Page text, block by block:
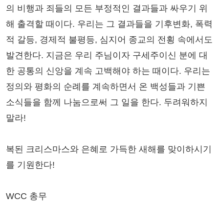
의 비행과 죄들의 모든 부정적인 결과들과 싸우기 위
해 출격할 때이다. 우리는 그 결과들을 기후변화, 폭력
적 갈등, 경제적 불평등, 심지어 종교의 전횡 속에서도
발견한다. 지금은 우리 주님이자 구세주이신 분에 대
한 공통의 신앙을 계속 고백해야 하는 때이다. 우리는
정의와 평화의 순례를 계속하면서 온 백성들과 기쁜
소식들을 함께 나눔으로써 그 일을 한다. 두려워하지
말라!
복된 크리스마스와 은혜로 가득한 새해를 맞이하시기
를 기원한다!
WCC 총무